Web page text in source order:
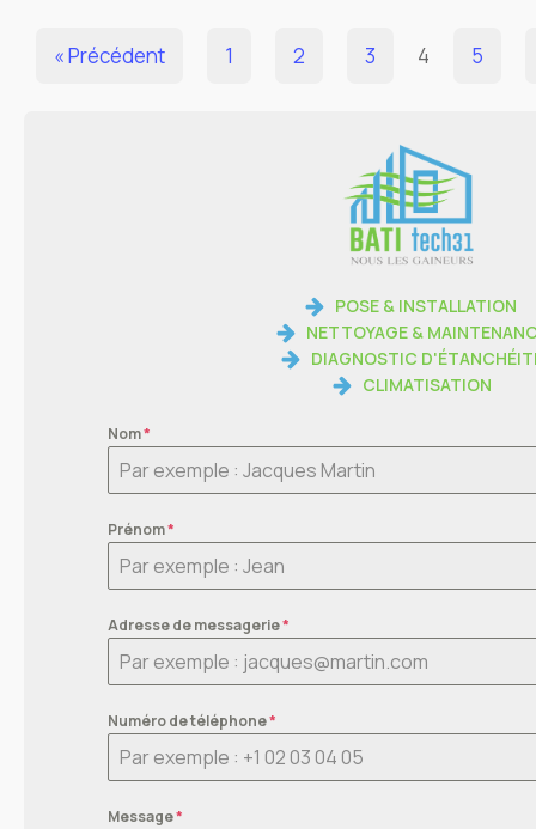
« Précédent 1 2 3 4 5
POSE & INSTALLATION
NETTOYAGE &
DIAGNOSTIC
CLIMATISATION
Nom*
Prénom*
Adresse de messagerie*
Numéro de téléphone*
Message*